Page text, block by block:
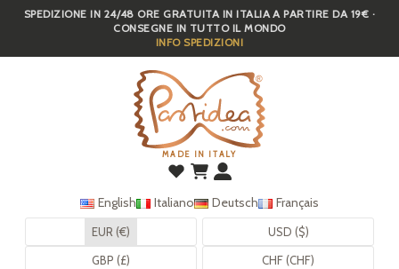
SkipSPEDIZIONE IN 24/48 ORE GRATUITA IN ITALIA A PARTIRE DA 19€ ·
CONSEGNE IN TUTTO IL MONDO
INFO SPEDIZIONI
MADE IN ITALY
English Italiano Deutsch Français
EUR (€)
USD ($)
GBP (£)
CHF (CHF)